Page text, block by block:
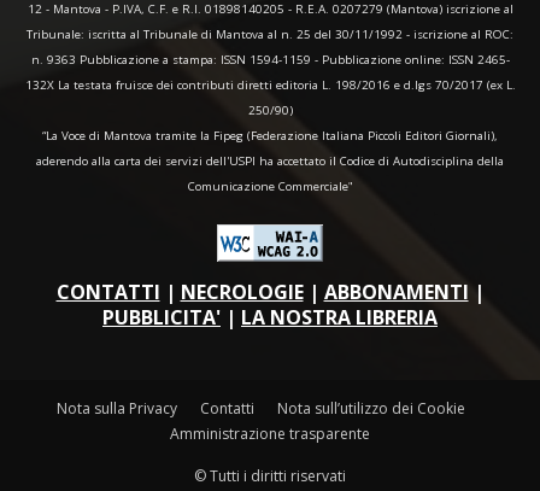
12 - Mantova - P.IVA, C.F. e R.I. 01898140205 - R.E.A. 0207279 (Mantova) iscrizione al
Tribunale: iscritta al Tribunale di Mantova al n. 25 del 30/11/1992 - iscrizione al ROC:
n. 9363 Pubblicazione a stampa: ISSN 1594-1159 - Pubblicazione online: ISSN 2465-
132X La testata fruisce dei contributi diretti editoria L. 198/2016 e d.lgs 70/2017 (ex L.
250/90)
“La Voce di Mantova tramite la Fipeg (Federazione Italiana Piccoli Editori Giornali),
aderendo alla carta dei servizi dell'USPI ha accettato il Codice di Autodisciplina della
Comunicazione Commerciale"
CONTATTI | NECROLOGIE| ABBONAMENTI |
PUBBLICITA' | LA NOSTRA LIBRERIA
Nota sulla Privacy Contatti
Nota sull’utilizzo dei Cookie
Amministrazione trasparente
© Tutti i diritti riservati